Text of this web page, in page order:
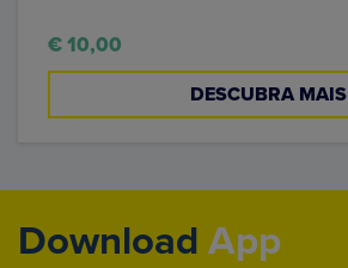
€ 10,00
DESCUBRA MAIS
Download App